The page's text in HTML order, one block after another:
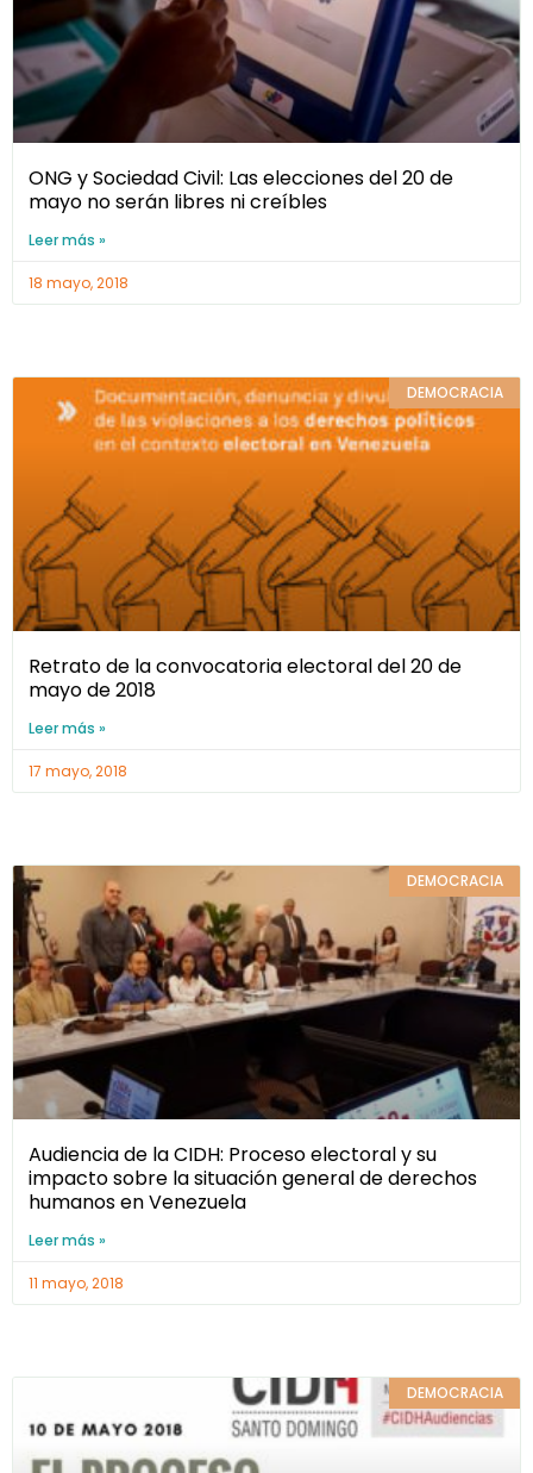
ONG y Sociedad Civil: Las elecciones del 20 de
mayo no serán libres ni creíbles
Leer más »
18 mayo, 2018
DEMOCRACIA
Retrato de la convocatoria electoral del 20 de
mayo de 2018
Leer más »
17 mayo, 2018
DEMOCRACIA
Audiencia de la CIDH: Proceso electoral y su
impacto sobre la situación general de derechos
humanos en Venezuela
Leer más »
11 mayo, 2018
DEMOCRACIA